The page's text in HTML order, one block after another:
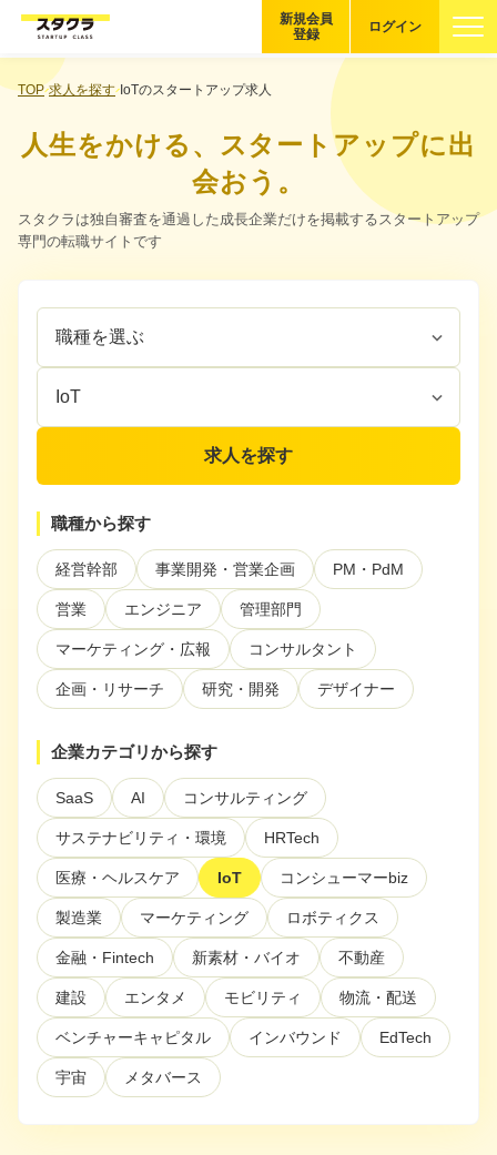
ブックマーク
企業を探す
適性診断 無料・5分
スタクラが選ばれる理由
スタートアップ厳選の仕組み
Startup Magazine
イベント・セミナー
特集記事
CEOインタビュー
大学発スタートアップ
導入事例
お問い合わせ
法人向け資料ダウンロード
/採用検討企業様へ
利用規約プライバシーポリシー採用情報 会社概要 採用検討企業様へ
パートナーの方へ
ログイン
新規会員
登録
TOP 求人を探す IoTのスタートアップ求人
人生をかける、スタートアップに出
会おう。
スタクラは独自審査を通過した成長企業だけを掲載するスタートアップ
専門の転職サイトです
職
を
企
カ
リ
選
求人を探す
職種から探す
経営幹部 事業開発・営業企画 PM・PdM
営業 エンジニア 管理部門
マーケティング・広報 コンサルタント
企画・リサーチ 研究・開発 デザイナー
企業カテゴリから探す
SaaS AI コンサルティング
サステナビリティ・環境 HRTech
医療・ヘルスケア IoT コンシューマーbiz
製造業 マーケティング ロボティクス
金融・Fintech 新素材・バイオ 不動産
建設 エンタメ モビリティ 物流・配送
ベンチャーキャピタル インバウンド EdTech
宇宙 メタバース